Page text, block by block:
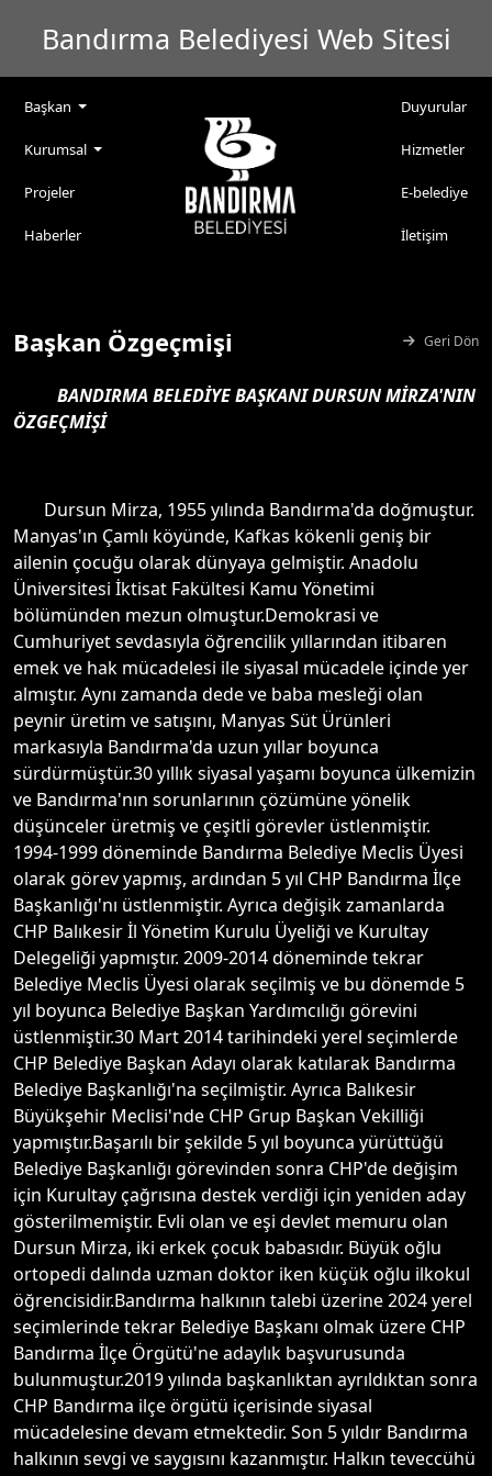
Bandırma Belediyesi Web Sitesi
Başkan
Kurumsal
Projeler
Haberler
Duyurular
Hizmetler
E-belediye
İletişim
Başkan Özgeçmişi Geri Dön
BANDIRMA BELEDİYE BAŞKANI DURSUN MİRZA'NIN
ÖZGEÇMİŞİ
Dursun Mirza, 1955 yılında Bandırma'da doğmuştur.
Manyas'ın Çamlı köyünde, Kafkas kökenli geniş bir
ailenin çocuğu olarak dünyaya gelmiştir. Anadolu
Üniversitesi İktisat Fakültesi Kamu Yönetimi
bölümünden mezun olmuştur.Demokrasi ve
Cumhuriyet sevdasıyla öğrencilik yıllarından itibaren
emek ve hak mücadelesi ile siyasal mücadele içinde yer
almıştır. Aynı zamanda dede ve baba mesleği olan
peynir üretim ve satışını, Manyas Süt Ürünleri
markasıyla Bandırma'da uzun yıllar boyunca
sürdürmüştür.30 yıllık siyasal yaşamı boyunca ülkemizin
ve Bandırma'nın sorunlarının çözümüne yönelik
düşünceler üretmiş ve çeşitli görevler üstlenmiştir.
1994-1999 döneminde Bandırma Belediye Meclis Üyesi
olarak görev yapmış, ardından 5 yıl CHP Bandırma İlçe
Başkanlığı'nı üstlenmiştir. Ayrıca değişik zamanlarda
CHP Balıkesir İl Yönetim Kurulu Üyeliği ve Kurultay
Delegeliği yapmıştır. 2009-2014 döneminde tekrar
Belediye Meclis Üyesi olarak seçilmiş ve bu dönemde 5
yıl boyunca Belediye Başkan Yardımcılığı görevini
üstlenmiştir.30 Mart 2014 tarihindeki yerel seçimlerde
CHP Belediye Başkan Adayı olarak katılarak Bandırma
Belediye Başkanlığı'na seçilmiştir. Ayrıca Balıkesir
Büyükşehir Meclisi'nde CHP Grup Başkan Vekilliği
yapmıştır.Başarılı bir şekilde 5 yıl boyunca yürüttüğü
Belediye Başkanlığı görevinden sonra CHP'de değişim
için Kurultay çağrısına destek verdiği için yeniden aday
gösterilmemiştir. Evli olan ve eşi devlet memuru olan
Dursun Mirza, iki erkek çocuk babasıdır. Büyük oğlu
ortopedi dalında uzman doktor iken küçük oğlu ilkokul
öğrencisidir.Bandırma halkının talebi üzerine 2024 yerel
seçimlerinde tekrar Belediye Başkanı olmak üzere CHP
Bandırma İlçe Örgütü'ne adaylık başvurusunda
bulunmuştur.2019 yılında başkanlıktan ayrıldıktan sonra
CHP Bandırma ilçe örgütü içerisinde siyasal
mücadelesine devam etmektedir. Son 5 yıldır Bandırma
halkının sevgi ve saygısını kazanmıştır. Halkın teveccühü